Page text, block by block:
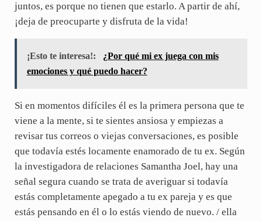
juntos, es porque no tienen que estarlo. A partir de ahí,
¡deja de preocuparte y disfruta de la vida!
¡Esto te interesa!:
¿Por qué mi ex juega con mis
emociones y qué puedo hacer?
Si en momentos difíciles él es la primera persona que te
viene a la mente, si te sientes ansiosa y empiezas a
revisar tus correos o viejas conversaciones, es posible
que todavía estés locamente enamorado de tu ex. Según
la investigadora de relaciones Samantha Joel, hay una
señal segura cuando se trata de averiguar si todavía
estás completamente apegado a tu ex pareja y es que
estás pensando en él o lo estás viendo de nuevo. / ella